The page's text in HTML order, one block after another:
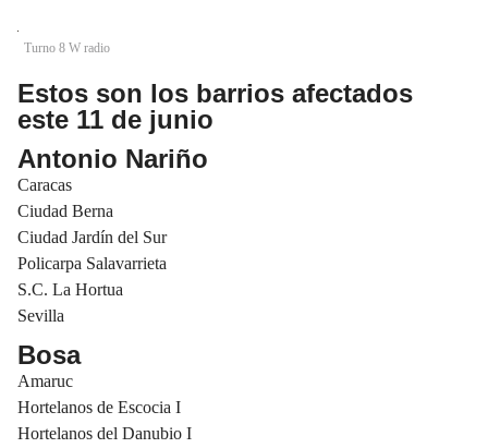
Turno 8 W radio
Estos son los barrios afectados
este 11 de junio
Antonio Nariño
Caracas
Ciudad Berna
Ciudad Jardín del Sur
Policarpa Salavarrieta
S.C. La Hortua
Sevilla
Bosa
Amaruc
Hortelanos de Escocia I
Hortelanos del Danubio I